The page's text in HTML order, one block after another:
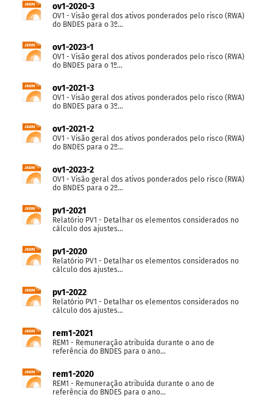
ov1-2020-3
OV1 - Visão geral dos ativos ponderados pelo risco (RWA)
do BNDES para o 3º...
ov1-2023-1
OV1 - Visão geral dos ativos ponderados pelo risco (RWA)
do BNDES para o 1º...
ov1-2021-3
OV1 - Visão geral dos ativos ponderados pelo risco (RWA)
do BNDES para o 3º...
ov1-2021-2
OV1 - Visão geral dos ativos ponderados pelo risco (RWA)
do BNDES para o 2º...
ov1-2023-2
OV1 - Visão geral dos ativos ponderados pelo risco (RWA)
do BNDES para o 2º...
pv1-2021
Relatório PV1 - Detalhar os elementos considerados no
cálculo dos ajustes...
pv1-2020
Relatório PV1 - Detalhar os elementos considerados no
cálculo dos ajustes...
pv1-2022
Relatório PV1 - Detalhar os elementos considerados no
cálculo dos ajustes...
rem1-2021
REM1 - Remuneração atribuída durante o ano de
referência do BNDES para o ano...
rem1-2020
REM1 - Remuneração atribuída durante o ano de
referência do BNDES para o ano...